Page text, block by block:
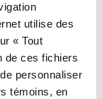
utilise des
« Tout
de ces fichiers
personnaliser
témoins, en